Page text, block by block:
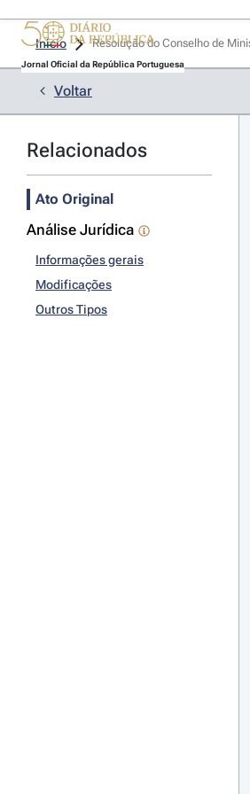
Jornal Oficial da República Portuguesa
Início
Voltar
Relacionados
Ato Original
Análise Jurídica
Informações gerais
Modificações
Outros Tipos